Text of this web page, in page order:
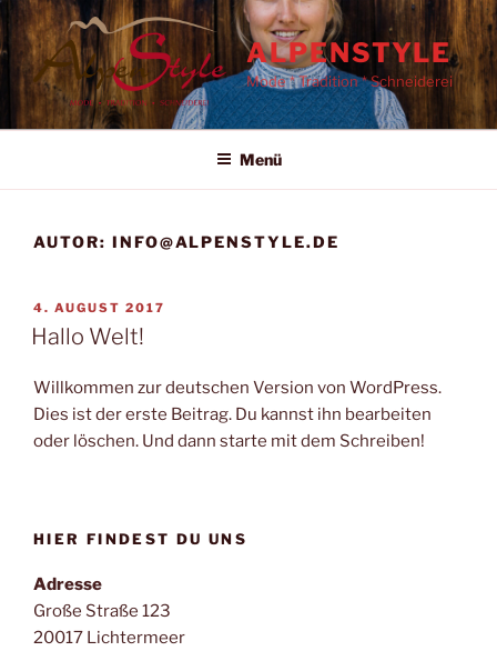
Zum
Inhalt
springen
ALPENSTYLE
Mode * Tradition * Schneiderei
Menü
AUTOR: INFO@ALPENSTYLE.DE
VERÖFFENTLICHT
AM
4. AUGUST 2017
Hallo Welt!
Willkommen zur deutschen Version von WordPress.
Dies ist der erste Beitrag. Du kannst ihn bearbeiten
oder löschen. Und dann starte mit dem Schreiben!
HIER FINDEST DU UNS
Adresse
Große Straße 123
20017 Lichtermeer